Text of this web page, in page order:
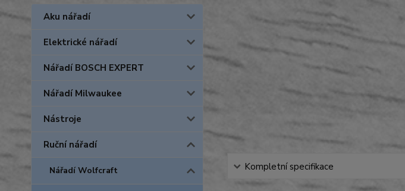
Aku nářadí
Elektrické nářadí
Nářadí BOSCH EXPERT
Nářadí Milwaukee
Nástroje
Ruční nářadí
Nářadí Wolfcraft Kompletní specifikace